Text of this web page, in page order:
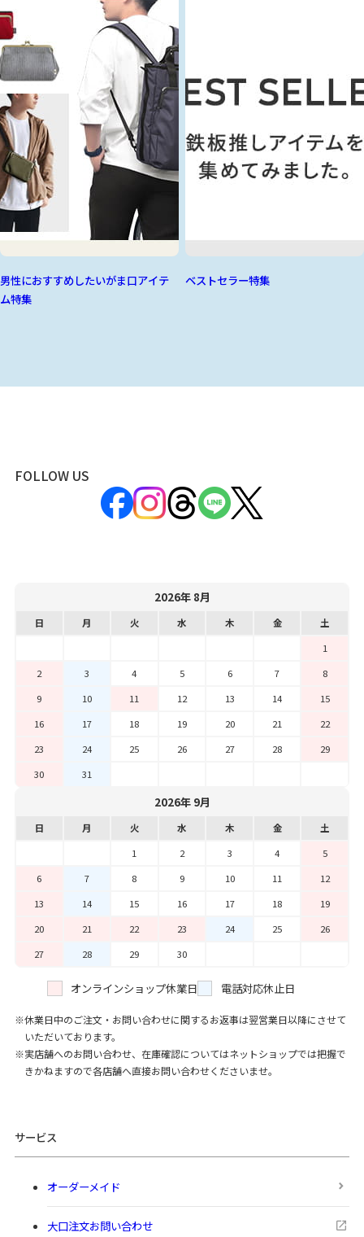
男性におすすめしたいがま口アイテ
ム特集
ベストセラー特集
FOLLOW US
2026年 8月
日 月 火 水 木 金
土
1
2
3 4 5 6 7
8
9
10 11 12 13 14
15
16
17 18 19 20 21
22
23
24 25 26 27 28
29
30
31
2026年 9月
日 月 火 水 木 金
土
1
2 3 4
5
6
7 8 9 10 11
12
13
14 15 16 17 18
19
20
21 22 23 24 25
26
27
28 29 30
オンラインショップ休業日 電話対応休止日
休業日中のご注文・お問い合わせに関するお返事は翌営業日以降にさせて
いただいております。
実店舗へのお問い合わせ、在庫確認についてはネットショップでは把握で
きかねますので各店舗へ直接お問い合わせくださいませ。
サービス
オーダーメイド
大口注文お問い合わせ